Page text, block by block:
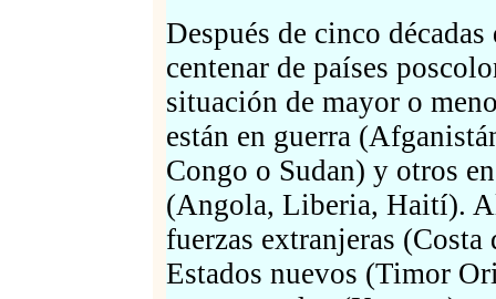
Después de cinco
centenar de países
situación de mayor o
están en guerra
Congo o Sudan) y otros
(Angola, Liberia, Haití).
fuerzas extranjeras
Estados nuevos (Timor